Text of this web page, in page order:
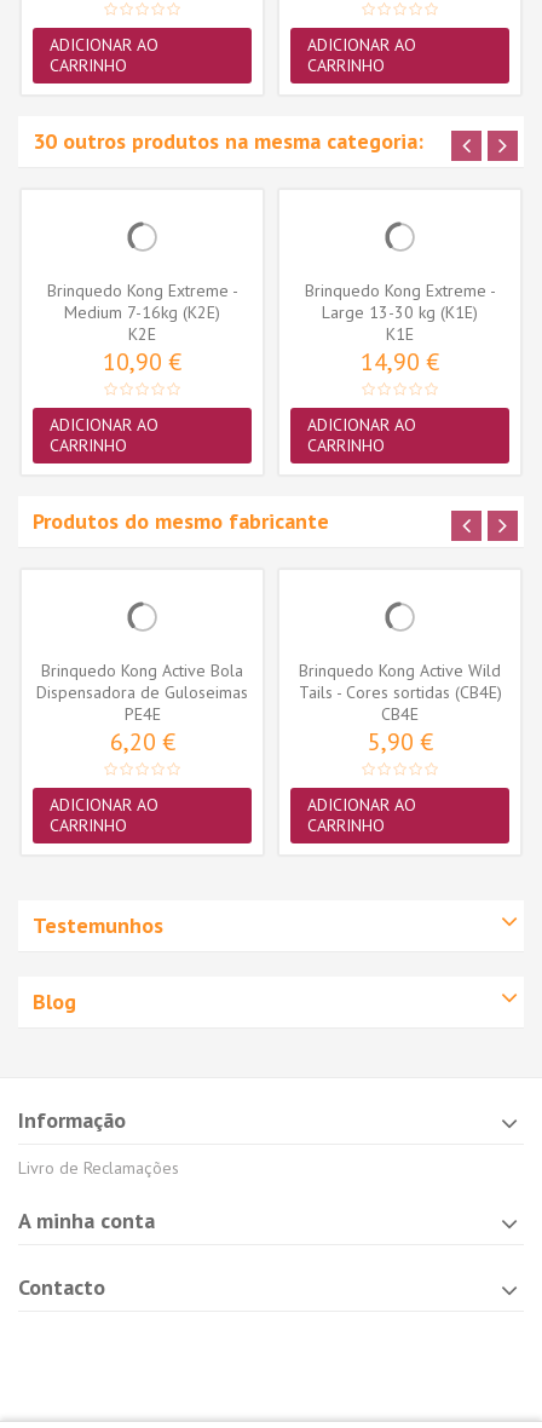
ADICIONAR AO
CARRINHO
ADICIONAR AO
CARRINHO
30 outros produtos na mesma categoria:
Brinquedo Kong Extreme -
Medium 7-16kg (K2E)
K2E
10,90 €
ADICIONAR AO
CARRINHO
Brinquedo Kong Extreme -
Large 13-30 kg (K1E)
K1E
14,90 €
ADICIONAR AO
CARRINHO
Produtos do mesmo fabricante
Brinquedo Kong Active Bola
Dispensadora de Guloseimas
(PE4E)
PE4E
6,20 €
ADICIONAR AO
CARRINHO
Brinquedo Kong Active Wild
Tails - Cores sortidas (CB4E)
CB4E
5,90 €
ADICIONAR AO
CARRINHO
Testemunhos
Blog
Informação
Livro de Reclamações
A minha conta
Contacto